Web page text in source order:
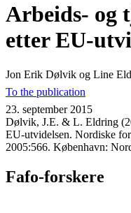
Arbeids- og
etter EU-
Jon Erik Dølvik og Line
To the publication
23. september 2015
Dølvik, J.E. & L. Eldring
EU-utvidelsen. Nordiske
2005:566. København:
Fafo-forskere